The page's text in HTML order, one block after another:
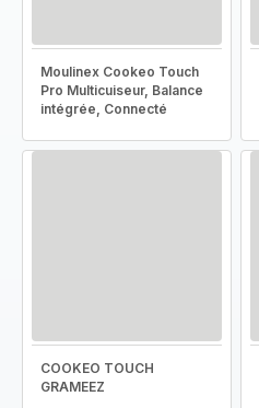
Moulinex Cookeo Touch
Pro Multicuiseur, Balance
intégrée, Connecté
COOKEO TOUCH
GRAMEEZ